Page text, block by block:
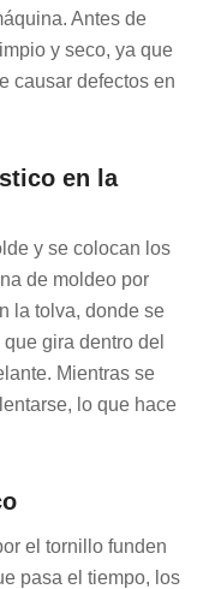
Antes de
y seco, ya que
causar defectos en
en la
y se colocan los
de moldeo por
la tolva, donde se
gira dentro del
Mientras se
lo que hace
el tornillo funden
pasa el tiempo, los